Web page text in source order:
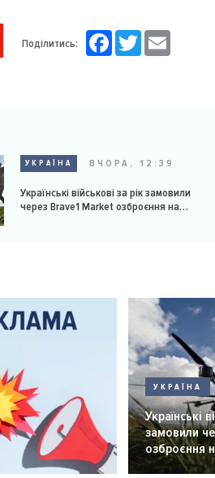
Поділитись: FacebookTwitter
УКРАЇНА ВЧОРА, 12:39
Українські військові за рік замовили
через Brave1 Market озброєння на
УКРАЇНА
Українські
замовили
озброєння